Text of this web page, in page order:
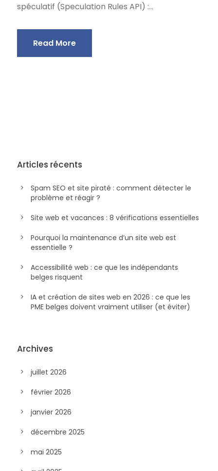
spéculatif (Speculation Rules API) :...
Read More
Articles récents
Spam SEO et site piraté : comment détecter le
problème et réagir ?
Site web et vacances : 8 vérifications essentielles
Pourquoi la maintenance d’un site web est
essentielle ?
Accessibilité web : ce que les indépendants
belges risquent
IA et création de sites web en 2026 : ce que les
PME belges doivent vraiment utiliser (et éviter)
Archives
juillet 2026
février 2026
janvier 2026
décembre 2025
mai 2025